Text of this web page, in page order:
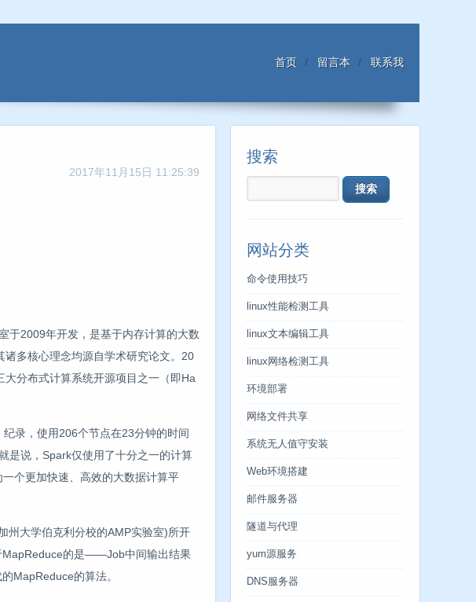
首页 留言本 联系我
2017年11月15日 11:25:39
2009年开发，是基于内存计算的大数
多核心理念均源自学术研究论文。20
分布式计算系统开源项目之一（即Ha
录，使用206个节点在23分钟的时间
是说，Spark仅使用了十分之一的计算
个更加快速、高效的大数据计算平
大学伯克利分校的AMP实验室)所开
MapReduce的是——Job中间输出结果
MapReduce的算法。
搜索
网站分类
命令使用技巧
linux性能检测工具
linux文本编辑工具
linux网络检测工具
环境部署
网络文件共享
系统无人值守安装
Web环境搭建
邮件服务器
隧道与代理
yum源服务
DNS服务器